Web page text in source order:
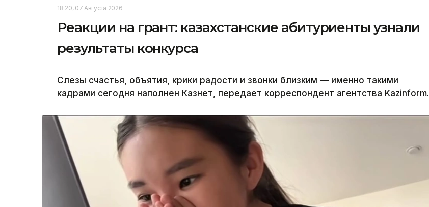
18:20, 07 Августа 2026
Реакции на грант: казахстанские абитуриенты узнали
результаты конкурса
Слезы счастья, объятия, крики радости и звонки близким — именно такими
кадрами сегодня наполнен Казнет, передает корреспондент агентства Kazinform.